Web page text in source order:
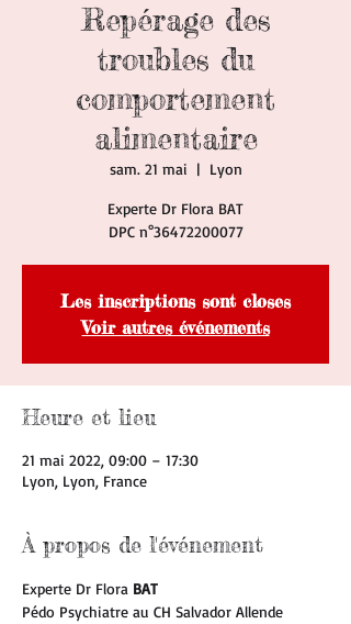
Repérage des
troubles du
comportement
alimentaire
sam. 21 mai
  |
Lyon
Experte Dr Flora BAT
DPC n°36472200077
Les inscriptions sont closes
Voir autres événements
Heure et lieu
21 mai 2022, 09:00 – 17:30
Lyon, Lyon, France
À propos de l'événement
Experte Dr Flora BAT
Pédo Psychiatre au CH Salvador Allende